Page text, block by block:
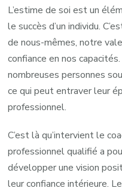
L’estime de soi est un
le succès d’un individu.
de nous-mêmes, notre
confiance en nos
nombreuses personnes
ce qui peut entraver leur
professionnel.
C’est là qu’intervient le
professionnel qualifié a
développer une vision
leur confiance intérieure.